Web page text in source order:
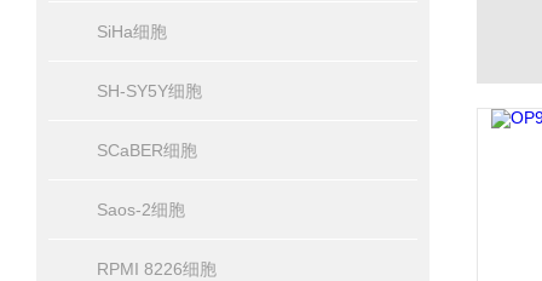
SiHa细胞
SH-SY5Y细胞
SCaBER细胞
Saos-2细胞
RPMI 8226细胞